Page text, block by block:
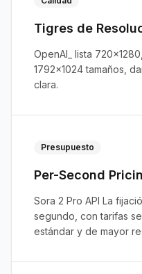
Tigres de
OpenAI_ lista
1792x1024 tamaños,
clara.
Presupuesto
Per-Second
Sora 2 Pro API La
segundo, con tarifas
estándar y de mayor